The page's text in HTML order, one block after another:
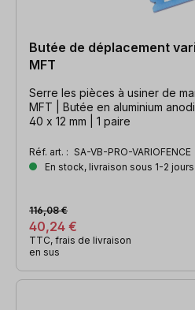
Butée de déplacement
MFT
Serre les pièces à usiner de
MFT | Butée en aluminium
40 x 12 mm | 1 paire
Réf. art. : SA-VB-PRO-VARIOFENCE
En stock, livraison sous 1-2
40,24 €
116,08 €
TTC, frais de livraison
en sus